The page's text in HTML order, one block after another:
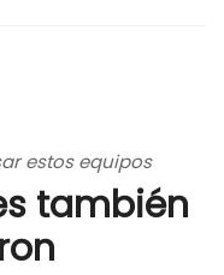
estos equipos
también